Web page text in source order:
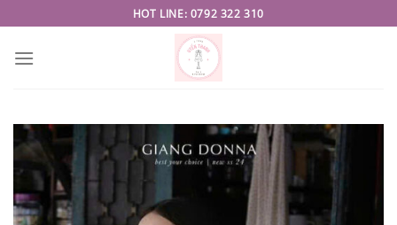
to
content
HOT LINE: 0792 322 310